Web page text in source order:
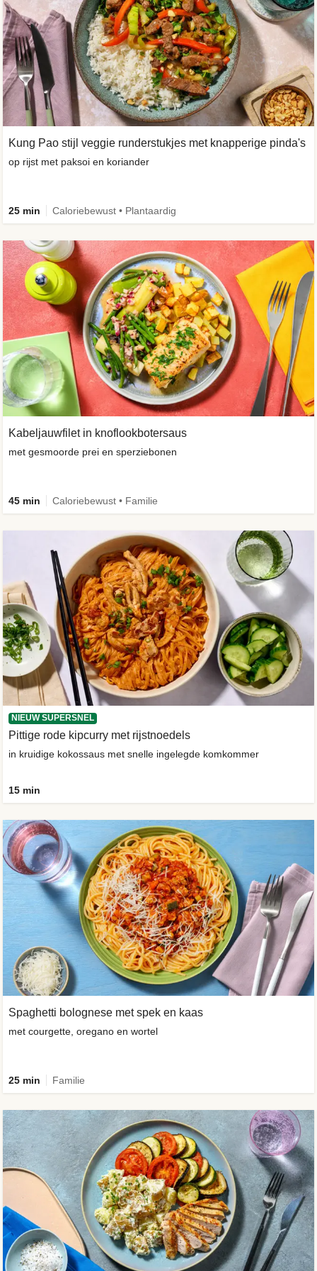
Kung Pao stijl veggie runderstukjes met knapperige pinda's
op rijst met paksoi en koriander
25 min Caloriebewust • Plantaardig
Kabeljauwfilet in knoflookbotersaus
met gesmoorde prei en sperziebonen
45 min Caloriebewust • Familie
NIEUW SUPERSNEL
Pittige rode kipcurry met rijstnoedels
in kruidige kokossaus met snelle ingelegde komkommer
15 min
Spaghetti bolognese met spek en kaas
met courgette, oregano en wortel
25 min Familie